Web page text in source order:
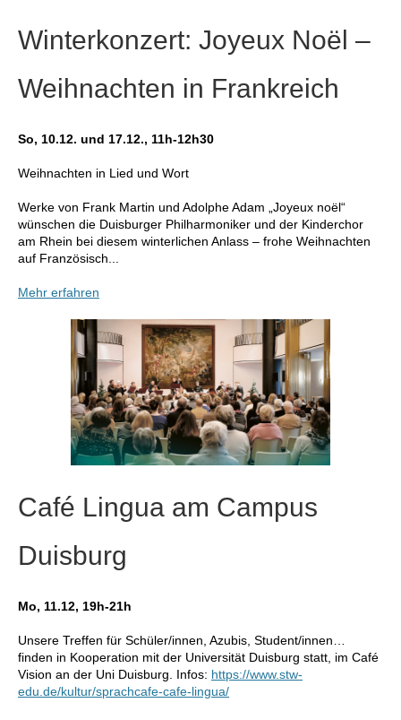
Winterkonzert: Joyeux Noël –
Weihnachten in Frankreich
So, 10.12. und 17.12., 11h-12h30
Weih­nachten in Lied und Wort
Werke von Frank Martin und Adolphe Adam „Joyeux noël“
wünschen die Duisburger Philharmoniker und der Kinderchor
am Rhein bei diesem winterlichen Anlass – frohe Weihnachten
auf Französisch...
Mehr erfahren
Café Lingua am Campus
Duisburg
Mo, 11.12, 19h-21h
Unsere Treffen für Schüler/innen, Azubis, Student/innen…
finden in Kooperation mit der Universität Duisburg statt, im Café
Vision an der Uni Duisburg. Infos: https://www.stw-
edu.de/kultur/sprachcafe-cafe-lingua/